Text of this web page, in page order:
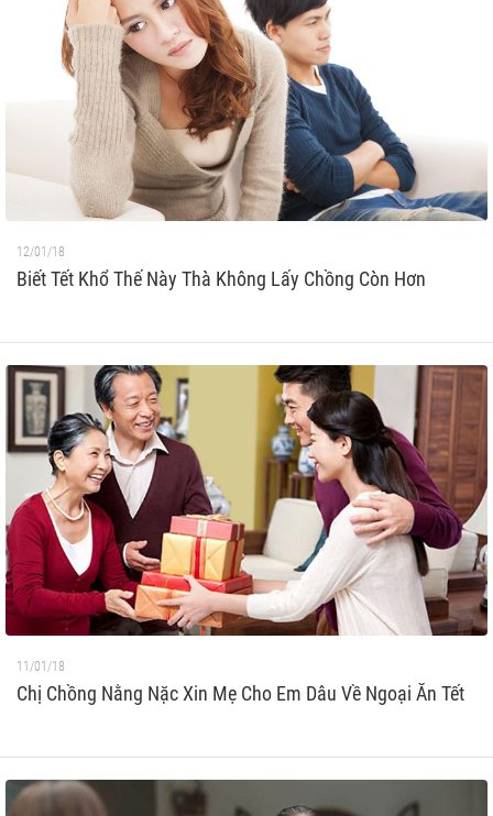
12/01/18
Biết Tết Khổ Thế Này Thà Không Lấy Chồng Còn Hơn
11/01/18
Chị Chồng Nằng Nặc Xin Mẹ Cho Em Dâu Về Ngoại Ăn Tết